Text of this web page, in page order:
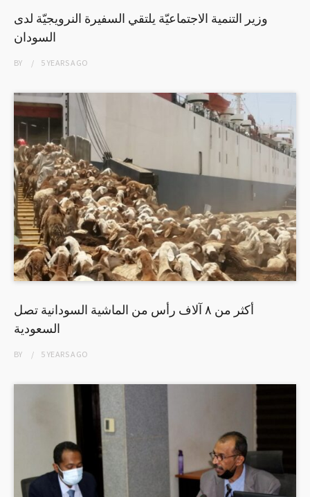
وزير التنمية الاجتماعيّة يلتقي السفيرة النرويجيّة لدى
السودان
BY 5 YEARSAGO
أكثر من ٨ آلاف رأس من الماشية السودانية تصل
السعودية
BY 5 YEARSAGO